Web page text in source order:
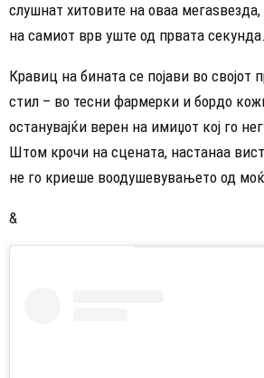
слушнат хитовите на оваа
на самиот врв уште од првата секунда.
Кравиц на бината се појави во својот
стил – во тесни фармерки и бордо
останувајќи верен на имиџот кој го
Штом крочи на сцената, настанаа
не го криеше воодушевувањето од
&